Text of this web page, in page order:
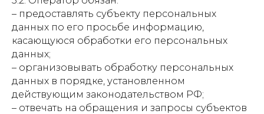
– предоставлять субъекту персональных
данных по его просьбе информацию,
касающуюся обработки его персональных
данных;
– организовывать обработку персональных
данных в порядке, установленном
действующим законодательством РФ;
– отвечать на обращения и запросы субъектов